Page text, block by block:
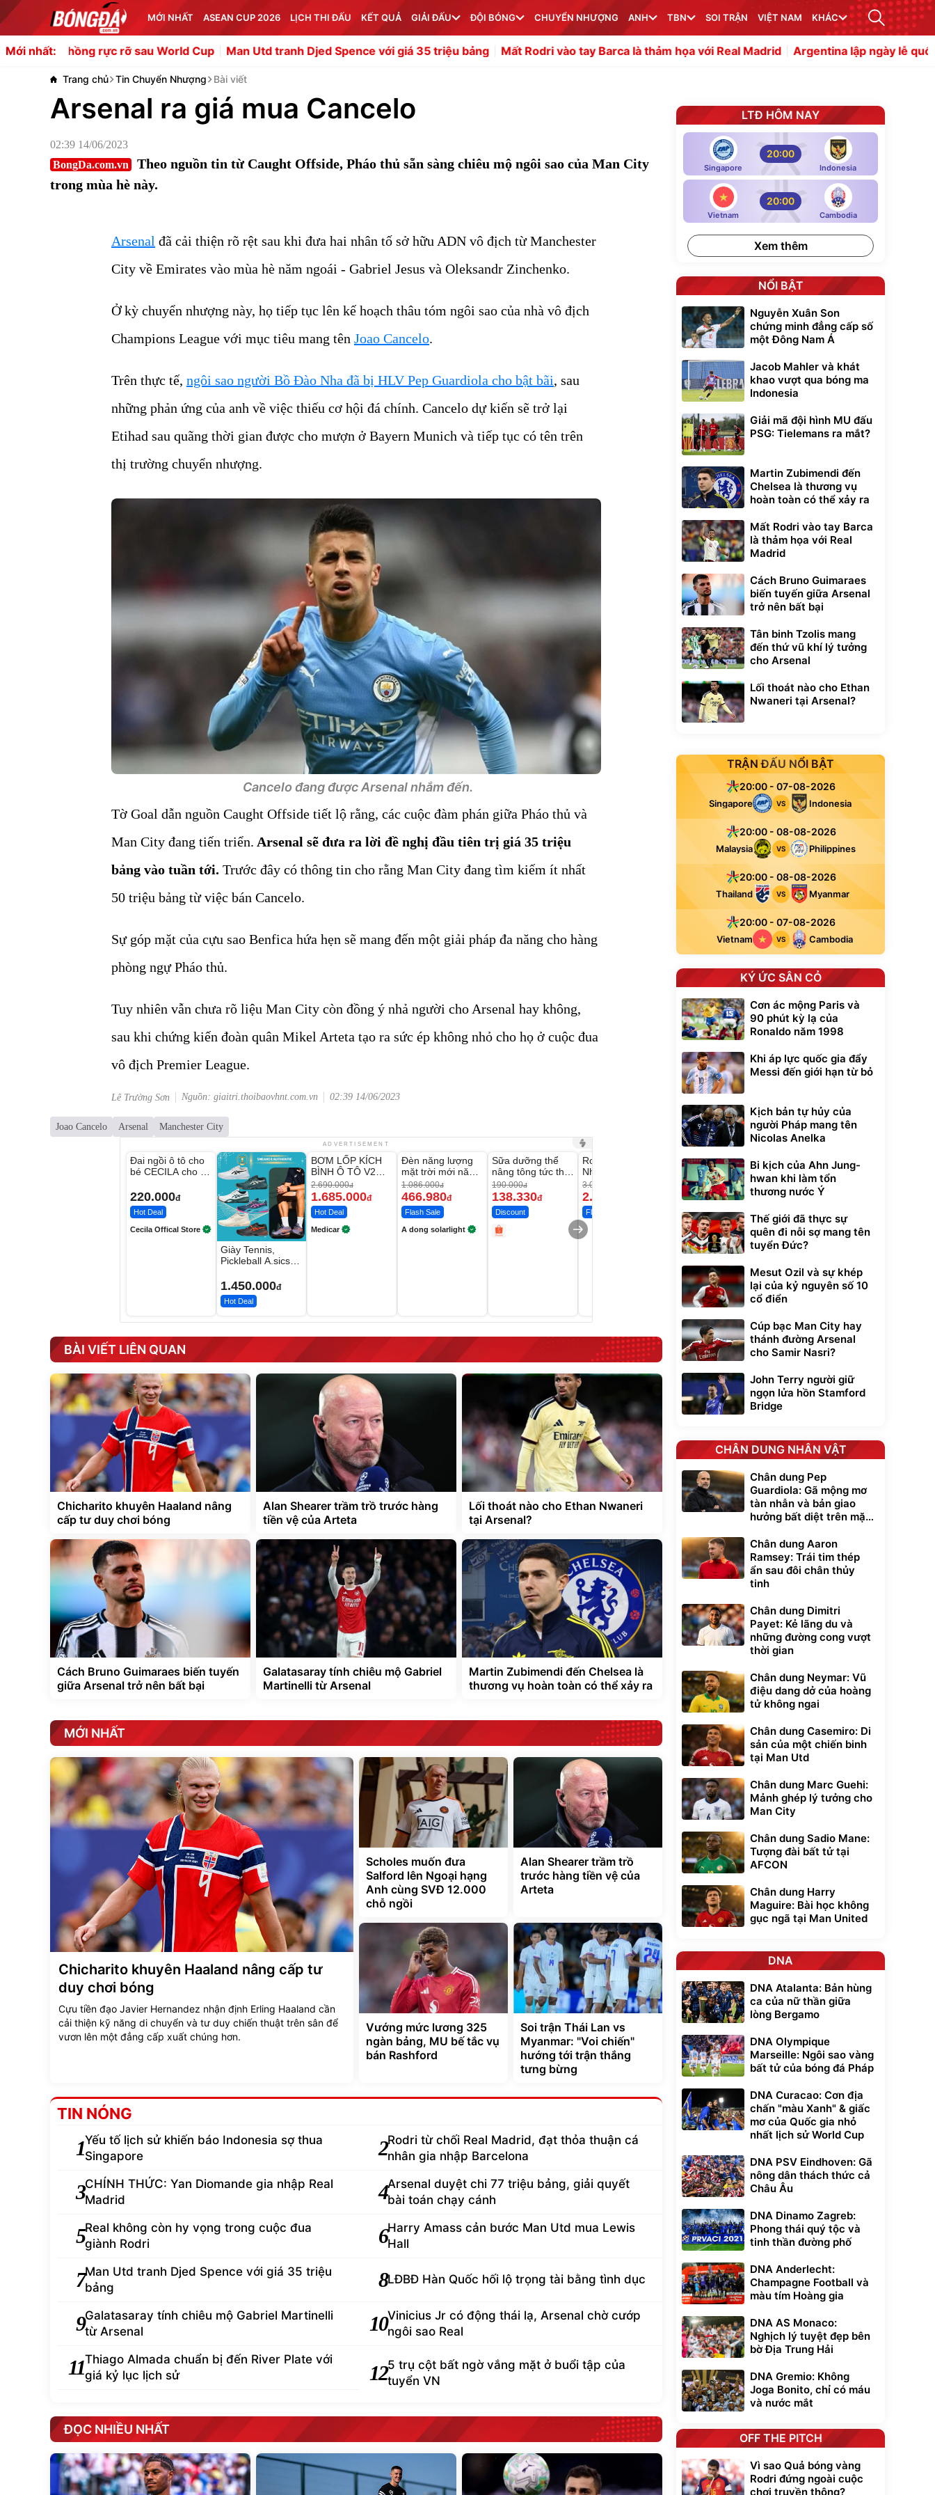
MỚI NHẤT ASEAN CUP 2026 LỊCH THI ĐẤU KẾT QUẢ GIẢI ĐẤU ĐỘI BÓNG CHUYỂN NHƯỢNG ANH TBN SOI TRẬN VIỆT NAM KHÁC
Mới nhất:
rực rỡ sau World Cup Man Utd tranh Djed Spence với giá 35 triệu bảng Mất Rodri vào tay Barca là thảm họa với Real Madrid Argentina lập ngày lễ quốc gia mừng
Trang chủ Tin Chuyển Nhượng Bài viết
Arsenal ra giá mua Cancelo
02:39 14/06/2023
BongDa.com.vn
Theo nguồn tin từ Caught Offside, Pháo thủ sẵn sàng chiêu mộ ngôi sao của Man City
trong mùa hè này.
Arsenal đã cải thiện rõ rệt sau khi đưa hai nhân tố sở hữu ADN vô địch từ Manchester
City về Emirates vào mùa hè năm ngoái - Gabriel Jesus và Oleksandr Zinchenko.
Ở kỳ chuyển nhượng này, họ tiếp tục lên kế hoạch thâu tóm ngôi sao của nhà vô địch
Champions League với mục tiêu mang tên Joao Cancelo.
Trên thực tế, ngôi sao người Bồ Đào Nha đã bị HLV Pep Guardiola cho bật bãi, sau
những phản ứng của anh về việc thiếu cơ hội đá chính. Cancelo dự kiến sẽ trở lại
Etihad sau quãng thời gian được cho mượn ở Bayern Munich và tiếp tục có tên trên
thị trường chuyển nhượng.
Cancelo đang được Arsenal nhắm đến.
Tờ Goal dẫn nguồn Caught Offside tiết lộ rằng, các cuộc đàm phán giữa Pháo thủ và
Man City đang tiến triển. Arsenal sẽ đưa ra lời đề nghị đầu tiên trị giá 35 triệu
bảng vào tuần tới. Trước đây có thông tin cho rằng Man City đang tìm kiếm ít nhất
50 triệu bảng từ việc bán Cancelo.
Sự góp mặt của cựu sao Benfica hứa hẹn sẽ mang đến một giải pháp đa năng cho hàng
phòng ngự Pháo thủ.
Tuy nhiên vẫn chưa rõ liệu Man City còn đồng ý nhả người cho Arsenal hay không,
sau khi chứng kiến đoàn quân Mikel Arteta tạo ra sức ép không nhỏ cho họ ở cuộc đua
vô địch Premier League.
Lê Trường Sơn Nguồn: giaitri.thoibaovhnt.com.vn 02:39 14/06/2023
Joao Cancelo Arsenal Manchester City
ADVERTISEMENT
Đai ngồi ô tô cho
bé CECILA cho bé
220.000đ
Hot Deal
Cecila Offical Store
Giày Tennis,
Pickleball A.sics
Các Phối Màu
1.450.000đ
Hot Deal
-37%
Unmute
BƠM LỐP KÍCH
BÌNH Ô TÔ V2
4IN1 Medicar
12.000mAh
2.690.000đ
1.685.000đ
Hot Deal
Medicar
-56%
Đèn năng lượng
mặt trời mới năm
2026 có 120 viên
LED lớn
1.086.000đ
466.980đ
Flash Sale
A dong solarlight
-27%
Sữa dưỡng thể
nâng tông tức thì
Vaseline Body
190.000đ
138.330đ
Discount
Robot Hút Bụi Lau
Nhà - D2-001 -
Thông Minh
3.000.000
2.200.000
Flash Sale
Unmute
Vali Bamozo
Khung Nhôm
9066 Size
20/24/28 Cao Cấp
1.000.000đ
825.000đ
Flash Sale
Lót ghế ôtô, nâng
giúp thoải mái
trong di chuyển
295.000đ
Đã bán nhiều
BÀI VIẾT LIÊN QUAN
Chicharito khuyên Haaland nâng
cấp tư duy chơi bóng
Alan Shearer trầm trồ trước hàng
tiền vệ của Arteta
Lối thoát nào cho Ethan Nwaneri
tại Arsenal?
Cách Bruno Guimaraes biến tuyến
giữa Arsenal trở nên bất bại
Galatasaray tính chiêu mộ Gabriel
Martinelli từ Arsenal
Martin Zubimendi đến Chelsea là
thương vụ hoàn toàn có thể xảy ra
MỚI NHẤT
Chicharito khuyên Haaland nâng cấp tư
duy chơi bóng
Cựu tiền đạo Javier Hernandez nhận định Erling Haaland cần
cải thiện kỹ năng di chuyển và tư duy chiến thuật trên sân để
vươn lên một đẳng cấp xuất chúng hơn.
Scholes muốn đưa
Salford lên Ngoại hạng
Anh cùng SVĐ 12.000
chỗ ngồi
Alan Shearer trầm trồ
trước hàng tiền vệ của
Arteta
Vướng mức lương 325
ngàn bảng, MU bế tắc vụ
bán Rashford
Soi trận Thái Lan vs
Myanmar: "Voi chiến"
hướng tới trận thắng
tưng bừng
TIN NÓNG
1Yếu tố lịch sử khiến báo Indonesia sợ thua
Singapore
2Rodri từ chối Real Madrid, đạt thỏa thuận cá
nhân gia nhập Barcelona
3CHÍNH THỨC: Yan Diomande gia nhập Real
Madrid
4Arsenal duyệt chi 77 triệu bảng, giải quyết
bài toán chạy cánh
5Real không còn hy vọng trong cuộc đua
giành Rodri
6Harry Amass cản bước Man Utd mua Lewis
Hall
7Man Utd tranh Djed Spence với giá 35 triệu
bảng
8LĐBĐ Hàn Quốc hối lộ trọng tài bằng tình dục
9Galatasaray tính chiêu mộ Gabriel Martinelli
từ Arsenal
10Vinicius Jr có động thái lạ, Arsenal chờ cướp
ngôi sao Real
11Thiago Almada chuẩn bị đến River Plate với
giá kỷ lục lịch sử
125 trụ cột bất ngờ vắng mặt ở buổi tập của
tuyển VN
ĐỌC NHIỀU NHẤT
LTĐ HÔM NAY
Singapore
20:00
Indonesia
Vietnam
20:00
Cambodia
Xem thêm
NỔI BẬT
Nguyễn Xuân Son
chứng minh đẳng cấp số
một Đông Nam Á
Jacob Mahler và khát
khao vượt qua bóng ma
Indonesia
Giải mã đội hình MU đấu
PSG: Tielemans ra mắt?
Martin Zubimendi đến
Chelsea là thương vụ
hoàn toàn có thể xảy ra
Mất Rodri vào tay Barca
là thảm họa với Real
Madrid
Cách Bruno Guimaraes
biến tuyến giữa Arsenal
trở nên bất bại
Tân binh Tzolis mang
đến thứ vũ khí lý tưởng
cho Arsenal
Lối thoát nào cho Ethan
Nwaneri tại Arsenal?
TRẬN ĐẤU NỔI BẬT
20:00 - 07-08-2026
Singapore VS Indonesia
20:00 - 08-08-2026
Malaysia VS Philippines
20:00 - 08-08-2026
Thailand VS Myanmar
20:00 - 07-08-2026
Vietnam VS Cambodia
KÝ ỨC SÂN CỎ
Cơn ác mộng Paris và
90 phút kỳ lạ của
Ronaldo năm 1998
Khi áp lực quốc gia đẩy
Messi đến giới hạn từ bỏ
Kịch bản tự hủy của
người Pháp mang tên
Nicolas Anelka
Bi kịch của Ahn Jung-
hwan khi làm tổn
thương nước Ý
Thế giới đã thực sự
quên đi nỗi sợ mang tên
tuyển Đức?
Mesut Ozil và sự khép
lại của kỷ nguyên số 10
cổ điển
Cúp bạc Man City hay
thánh đường Arsenal
cho Samir Nasri?
John Terry người giữ
ngọn lửa hồn Stamford
Bridge
CHÂN DUNG NHÂN VẬT
Chân dung Pep
Guardiola: Gã mộng mơ
tàn nhẫn và bản giao
hưởng bất diệt trên mặt
Chân dung Aaron
Ramsey: Trái tim thép
ẩn sau đôi chân thủy
tinh
Chân dung Dimitri
Payet: Kẻ lãng du và
những đường cong vượt
thời gian
Chân dung Neymar: Vũ
điệu dang dở của hoàng
tử không ngai
Chân dung Casemiro: Di
sản của một chiến binh
tại Man Utd
Chân dung Marc Guehi:
Mảnh ghép lý tưởng cho
Man City
Chân dung Sadio Mane:
Tượng đài bất tử tại
AFCON
Chân dung Harry
Maguire: Bài học không
gục ngã tại Man United
DNA
DNA Atalanta: Bản hùng
ca của nữ thần giữa
lòng Bergamo
DNA Olympique
Marseille: Ngôi sao vàng
bất tử của bóng đá Pháp
DNA Curacao: Cơn địa
chấn "màu Xanh" & giấc
mơ của Quốc gia nhỏ
nhất lịch sử World Cup
DNA PSV Eindhoven: Gã
nông dân thách thức cả
Châu Âu
DNA Dinamo Zagreb:
Phong thái quý tộc và
tinh thần đường phố
DNA Anderlecht:
Champagne Football và
màu tím Hoàng gia
DNA AS Monaco:
Nghịch lý tuyệt đẹp bên
bờ Địa Trung Hải
DNA Gremio: Không
Joga Bonito, chỉ có máu
và nước mắt
OFF THE PITCH
Vì sao Quả bóng vàng
Rodri đứng ngoài cuộc
chơi truyền thông?